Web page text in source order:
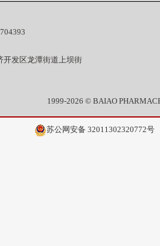
开发区龙潭街道上坝街
1999-2026 © BAIAO
苏公网安备 32011302320772号